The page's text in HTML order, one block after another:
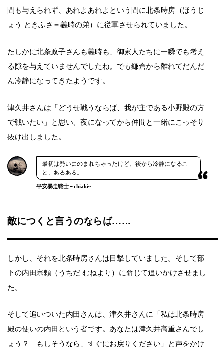
間も与えられず、あれよあれよという間に北条時房（ほうじ
ょう ときふさ＝義時の弟）に従軍させられていました。
たしかに北条政子さんも義時も、御家人たちに一瞬でも考え
る隙を与えていませんでしたね。でも鎌倉から離れてだんだ
ん冷静になってきたようです。
津久井さんは「どうせ戦うならば、我が主である小野殿の方
で戦いたい」と思い、夜になってから仲間と一緒にこっそり
抜け出しました。
最初は勢いにのまれちゃったけど、後から冷静になるこ
と、あるある。
平安暴走戦士～chiaki~
敵につくと言うのならば……
しかし、それを北条時房さんは目撃していました。そして部
下の内田宗頼（うちだ むねより）に命じて追いかけさせまし
た。
そして追いついた内田さんは、津久井さんに「私は北条時房
殿の使いの内田という者です。あなたは津久井高重さんでし
ょう？ もしそうなら、すぐにお戻りください」と声をかけ